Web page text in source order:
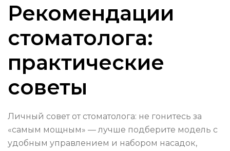
Рекомендации
стоматолога:
практические
советы
Личный совет от стоматолога: не гонитесь за
«самым мощным» — лучше подберите модель с
удобным управлением и набором насадок,